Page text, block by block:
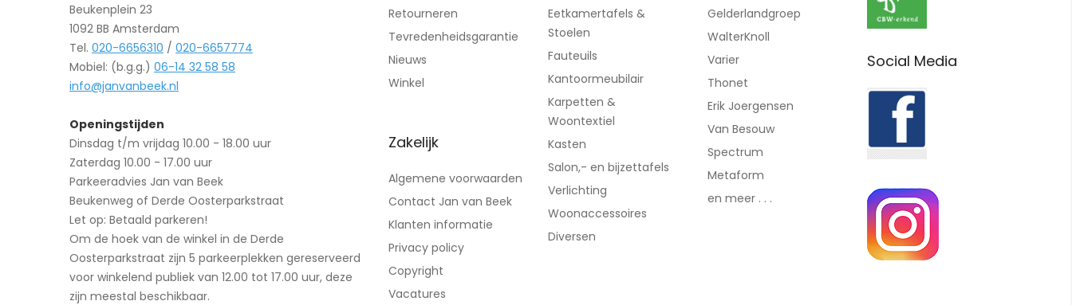
Beukenplein 23
1092 BB Amsterdam
Tel. 020-6656310 / 020-6657774
Mobiel: (b.g.g.) 06-14 32 58 58
info@janvanbeek.nl
Openingstijden
Dinsdag t/m vrijdag 10.00 - 18.00 uur
Zaterdag 10.00 - 17.00 uur
Parkeeradvies Jan van Beek
Beukenweg of Derde Oosterparkstraat
Let op: Betaald parkeren!
Om de hoek van de winkel in de Derde
Oosterparkstraat zijn 5 parkeerplekken gereserveerd
voor winkelend publiek van 12.00 tot 17.00 uur, deze
zijn meestal beschikbaar.
Retourneren
Tevredenheidsgarantie
Nieuws
Winkel
Zakelijk
Algemene voorwaarden
Contact Jan van Beek
Klanten informatie
Privacy policy
Copyright
Vacatures
Eetkamertafels &
Stoelen
Fauteuils
Kantoormeubilair
Karpetten &
Woontextiel
Kasten
Salon,- en bijzettafels
Verlichting
Woonaccessoires
Diversen
Gelderlandgroep
WalterKnoll
Varier
Thonet
Erik Joergensen
Van Besouw
Spectrum
Metaform
en meer . . .
Social Media